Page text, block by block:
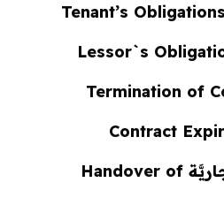
تسليم الوحدات الإيجاريَّة Handover of